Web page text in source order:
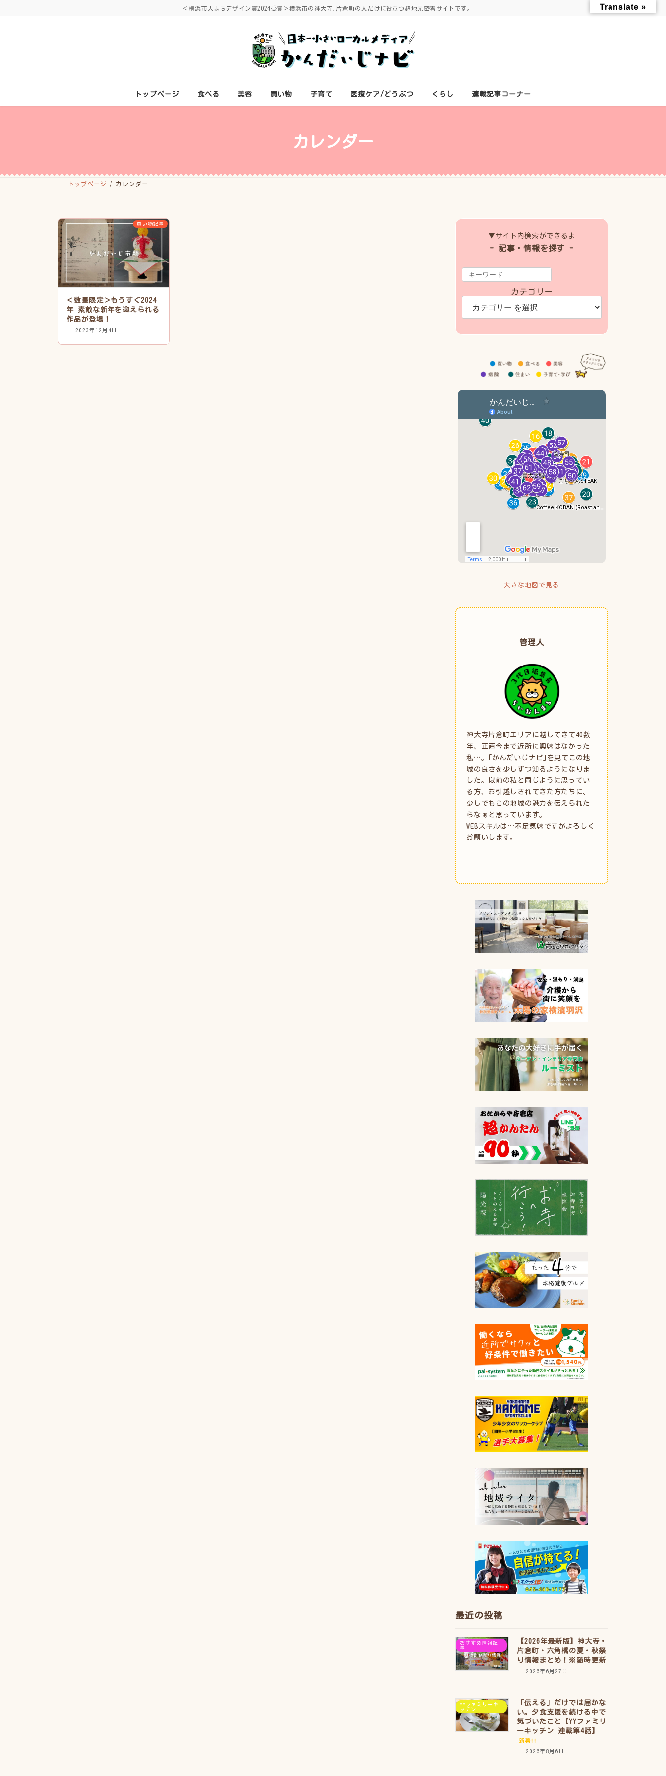
＜横浜市人まちデザイン賞2024受賞＞横浜市の神大寺,片倉町の人だけに役立つ超地元密着サイトです。
トップページ 食べる 美容 買い物 子育て 医療ケア/どうぶつ くらし 連載記事コーナー
カレンダー
トップページ カレンダー
買い物記事
＜数量限定＞もうすぐ2024
年 素敵な新年を迎えられる
作品が登場！
2023年12月4日
▼サイト内検索ができるよ
- 記事・情報を探す -
カテゴリー
大きな地図で見る
管理人
神大寺片倉町エリアに越してきて40数
年、正直今まで近所に興味はなかった
私…。｢かんだいじナビ｣を見てこの地
域の良さを少しずつ知るようになりま
した。以前の私と同じように思ってい
る方、お引越しされてきた方たちに、
少しでもこの地域の魅力を伝えられた
らなぁと思っています。
WEBスキルは…不足気味ですがよろしく
お願いします。
最近の投稿
おすすめ情報記
事
【2026年最新版】神大寺・
片倉町・六角橋の夏・秋祭
り情報まとめ！※随時更新
2026年6月27日
YYファミリーキ
ッチン
「伝える」だけでは届かな
い。夕食支援を続ける中で
気づいたこと【YYファミリ
ーキッチン 連載第4話】
新着!!
2026年8月6日
Translate »